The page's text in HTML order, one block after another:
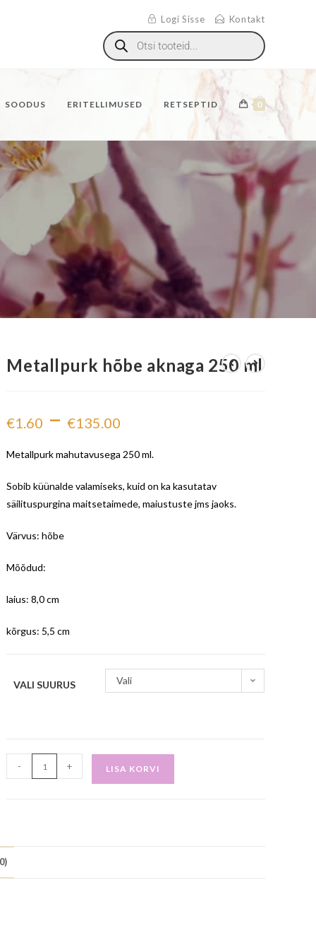
Logi Sisse Kontakt
SOODUS ERITELLIMUSED RETSEPTID 0
Metallpurk hõbe aknaga 250 ml
€1.60 – €135.00
Metallpurk mahutavusega 250 ml.
Sobib küünalde valamiseks, kuid on ka kasutatav
säilituspurgina maitsetaimede, maiustuste jms jaoks.
Värvus: hõbe
Mõõdud:
laius: 8,0 cm
kõrgus: 5,5 cm
VALI SUURUS Vali
- + LISA KORVI